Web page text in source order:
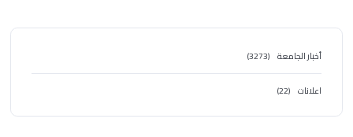
أخبار الجامعة (3273)
اعلانات (22)